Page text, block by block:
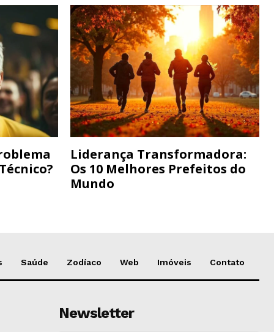
Liderança Transformadora:
Os 10 Melhores Prefeitos do
Mundo
Saúde Zodíaco Web Imóveis Contato
Newsletter